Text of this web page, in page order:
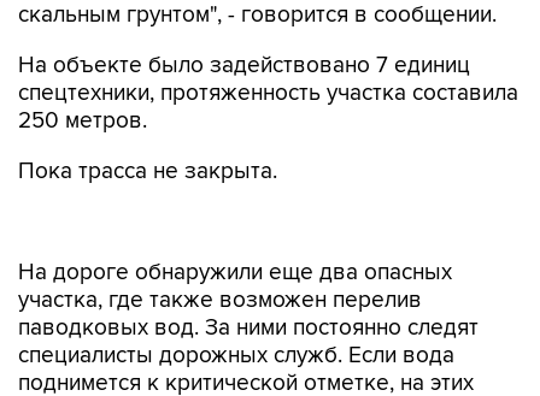
скальным грунтом", - говорится в сообщении.
На объекте было задействовано 7 единиц
спецтехники, протяженность участка составила
250 метров.
Пока трасса не закрыта.
паводковых вод. За ними постоянно следят
специалисты дорожных служб. Если вода
поднимется к критической отметке, на этих
участках также проведут отсыпку обочин.